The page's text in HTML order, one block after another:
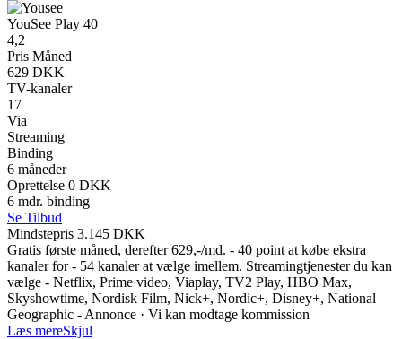
YouSee Play 40
4,2
Pris Måned
629 DKK
TV-kanaler
17
Via
Streaming
Binding
6 måneder
Oprettelse 0 DKK
6 mdr. binding
Se Tilbud
Mindstepris 3.145 DKK
Gratis første måned, derefter 629,-/md. - 40 point at købe ekstra
kanaler for - 54 kanaler at vælge imellem. Streamingtjenester du kan
vælge - Netflix, Prime video, Viaplay, TV2 Play, HBO Max,
Skyshowtime, Nordisk Film, Nick+, Nordic+, Disney+, National
Geographic - Annonce · Vi kan modtage kommission
Læs mereSkjul